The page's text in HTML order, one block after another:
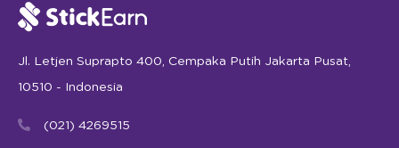
Jl. Letjen Suprapto 400, Cempaka Putih Jakarta Pusat,
10510 - Indonesia
(021) 4269515